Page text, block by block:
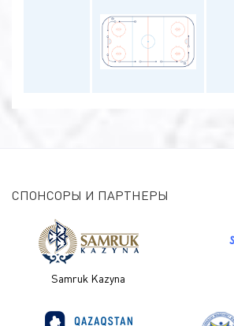
СПОНСОРЫ И ПАРТНЕРЫ
Samruk Kazyna